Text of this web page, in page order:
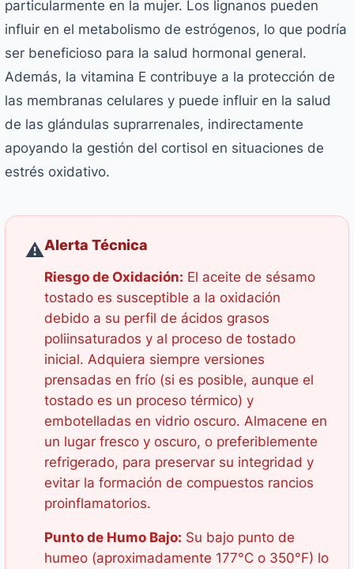
particularmente en la mujer. Los lignanos pueden
influir en el metabolismo de estrógenos, lo que podría
ser beneficioso para la salud hormonal general.
Además, la vitamina E contribuye a la protección de
las membranas celulares y puede influir en la salud
de las glándulas suprarrenales, indirectamente
apoyando la gestión del cortisol en situaciones de
estrés oxidativo.
⚠️Alerta Técnica
Riesgo de Oxidación: El aceite de sésamo
tostado es susceptible a la oxidación
debido a su perfil de ácidos grasos
poliinsaturados y al proceso de tostado
inicial. Adquiera siempre versiones
prensadas en frío (si es posible, aunque el
tostado es un proceso térmico) y
embotelladas en vidrio oscuro. Almacene en
un lugar fresco y oscuro, o preferiblemente
refrigerado, para preservar su integridad y
evitar la formación de compuestos rancios
proinflamatorios.
Punto de Humo Bajo: Su bajo punto de
humeo (aproximadamente 177°C o 350°F) lo